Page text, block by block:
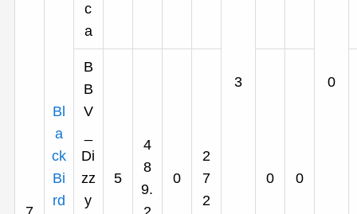
Bl
a
ck
Bi
rd
c
a
3 0
B
B
V
Di
zz
y
5
4
8
9.
0
2
7
2
0 0